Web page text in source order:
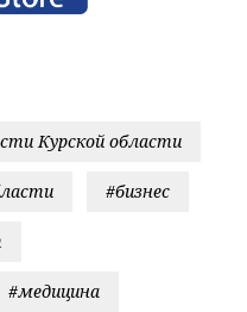
Курской области
#бизнес
#медицина